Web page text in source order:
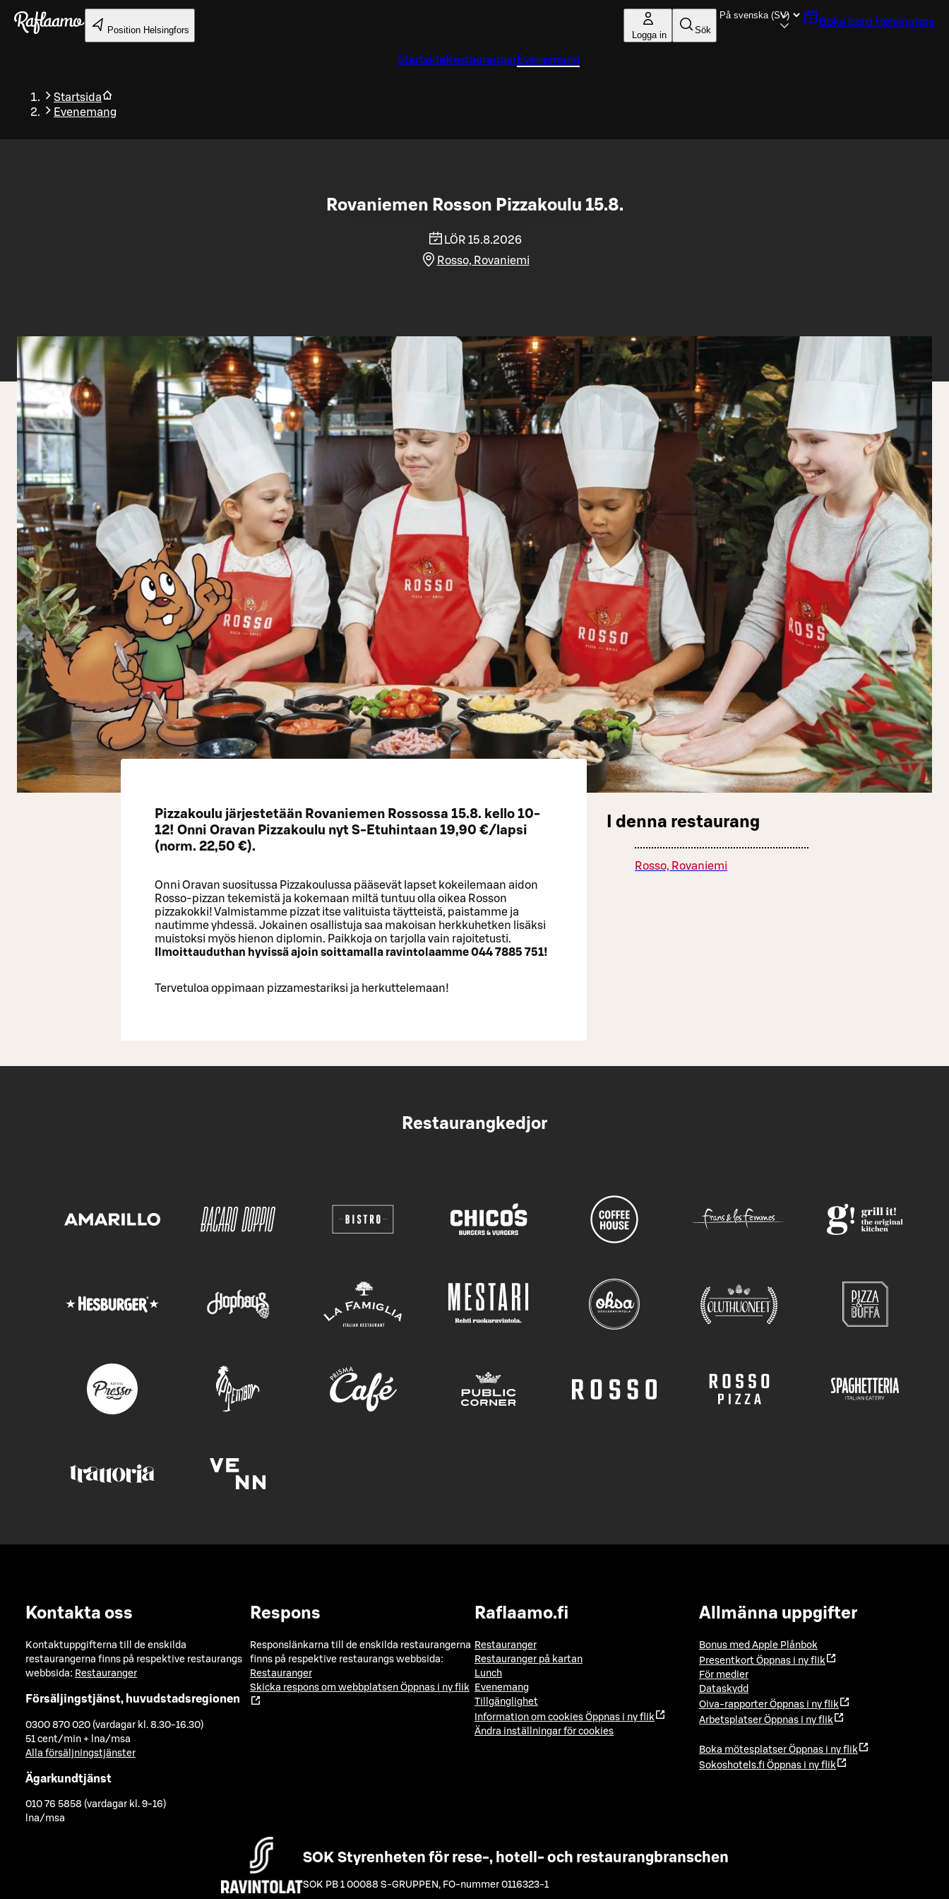
Gå till huvudinnehållet
Position Helsingfors Logga in Sök
Boka bord Helsingfors
Startsida RestaurangerEvenemang
Startsida
Evenemang
Tillbaka
Rovaniemen Rosson Pizzakoulu 15.8.
LÖR 15.8.2026
Rosso, Rovaniemi
Pizzakoulu järjestetään Rovaniemen Rossossa 15.8. kello 10-
12! Onni Oravan Pizzakoulu nyt S-Etuhintaan 19,90 €/lapsi
(norm. 22,50 €).
Onni Oravan suositussa Pizzakoulussa pääsevät lapset kokeilemaan aidon
Rosso-pizzan tekemistä ja kokemaan miltä tuntuu olla oikea Rosson
pizzakokki! Valmistamme pizzat itse valituista täytteistä, paistamme ja
nautimme yhdessä. Jokainen osallistuja saa makoisan herkkuhetken lisäksi
muistoksi myös hienon diplomin. Paikkoja on tarjolla vain rajoitetusti.
Ilmoittauduthan hyvissä ajoin soittamalla ravintolaamme 044 7885 751!
Tervetuloa oppimaan pizzamestariksi ja herkuttelemaan!
I denna restaurang
Rosso, Rovaniemi
Restaurangkedjor
Kontakta oss
Kontaktuppgifterna till de enskilda
restaurangerna finns på respektive restaurangs
webbsida: Restauranger
Försäljingstjänst, huvudstadsregionen
0300 870 020 (vardagar kl. 8.30-16.30)
51 cent/min + lna/msa
Alla försäljningstjänster
Ägarkundtjänst
010 76 5858 (vardagar kl. 9-16)
lna/msa
Respons
Responslänkarna till de enskilda restaurangerna
finns på respektive restaurangs webbsida:
Restauranger
Skicka respons om webbplatsen Öppnas i ny flik
Raflaamo.fi
Restauranger
Restauranger på kartan
Lunch
Evenemang
Tillgänglighet
Information om cookies Öppnas i ny flik
Ändra inställningar för cookies
Allmänna uppgifter
Bonus med Apple Plånbok
Presentkort Öppnas i ny flik
För medier
Dataskydd
Oiva-rapporter Öppnas i ny flik
Arbetsplatser Öppnas i ny flik
Boka mötesplatser Öppnas i ny flik
Sokoshotels.fi Öppnas i ny flik
SOK Styrenheten för rese-, hotell- och restaurangbranschen
SOK PB 1 00088 S-GRUPPEN , FO-nummer 0116323-1